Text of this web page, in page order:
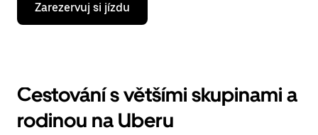
Zarezervuj si jízdu
Cestování s většími skupinami a
rodinou na Uberu